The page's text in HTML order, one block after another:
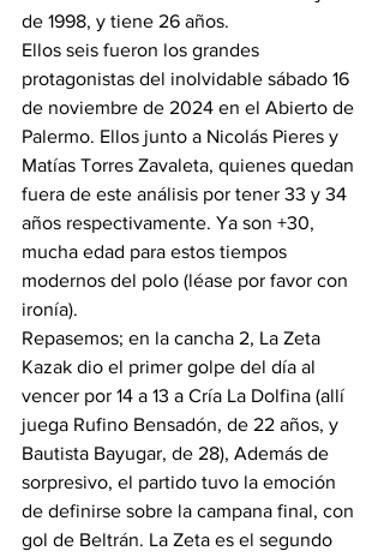
de 1998, y tiene 26 años.
Ellos seis fueron los grandes
protagonistas del inolvidable sábado 16
de noviembre de 2024 en el Abierto de
Palermo. Ellos junto a Nicolás Pieres y
Matías Torres Zavaleta, quienes quedan
fuera de este análisis por tener 33 y 34
años respectivamente. Ya son +30,
mucha edad para estos tiempos
modernos del polo (léase por favor con
ironía).
Repasemos; en la cancha 2, La Zeta
Kazak dio el primer golpe del día al
vencer por 14 a 13 a Cría La Dolfina (allí
juega Rufino Bensadón, de 22 años, y
Bautista Bayugar, de 28), Además de
sorpresivo, el partido tuvo la emoción
de definirse sobre la campana final, con
gol de Beltrán. La Zeta es el segundo